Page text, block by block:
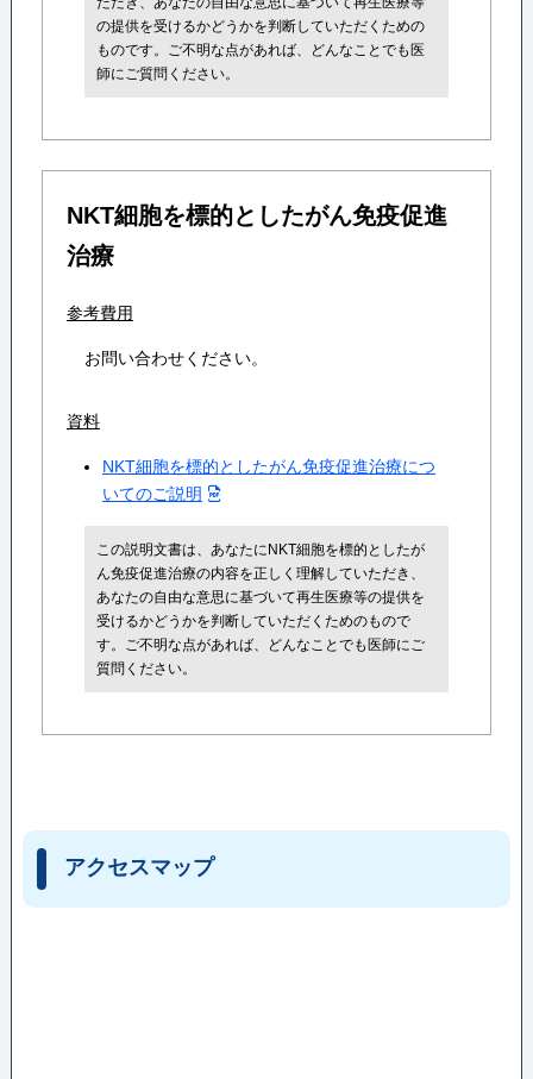
の提供を受けるかどうかを判断していただくための
ものです。ご不明な点があれば、どんなことでも医
師にご質問ください。
NKT細胞を標的としたがん免疫促進
治療
参考費用
お問い合わせください。
資料
NKT細胞を標的としたがん免疫促進治療につ
いてのご説明
この説明文書は、あなたにNKT細胞を標的としたが
ん免疫促進治療の内容を正しく理解していただき、
あなたの自由な意思に基づいて再生医療等の提供を
受けるかどうかを判断していただくためのもので
す。ご不明な点があれば、どんなことでも医師にご
質問ください。
アクセスマップ